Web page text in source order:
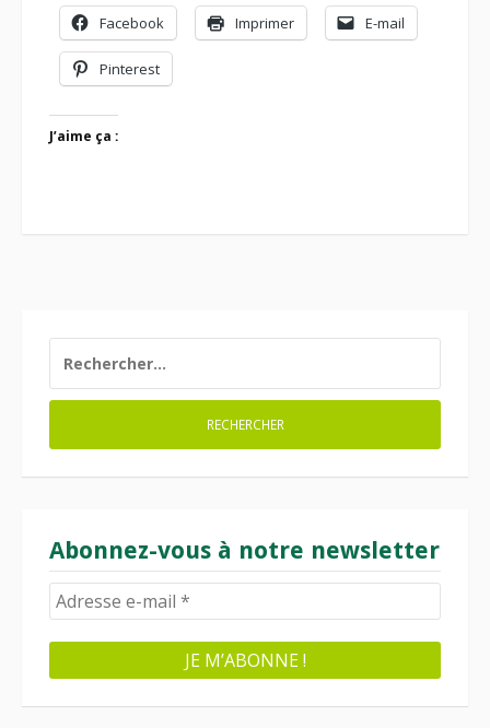
Facebook Imprimer E-mail
Pinterest
J’aime ça :
Abonnez-vous à notre newsletter